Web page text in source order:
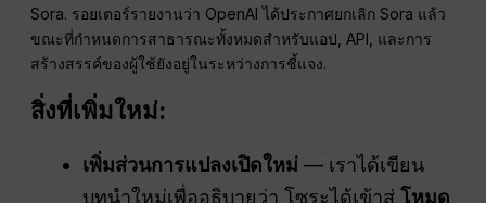
Sora. รอยเตอร์รายงานว่า OpenAI ได้ประกาศยกเลิก Sora แล้ว
ขณะที่กำหนดการสาธารณะทั้งหมดสำหรับแอป, API, และการ
สร้างสรรค์ของผู้ใช้ยังอยู่ในระหว่างการชี้แจง.
สิ่งที่เพิ่มใหม่:
เพิ่มส่วนการแปลงเปิดใหม่ — เราได้เขียน
บทนำใหม่เพื่ออธิบายว่า โซระได้เข้าสู่โหมด